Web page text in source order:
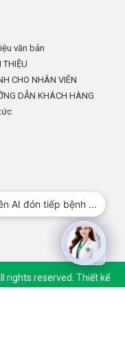
văn bản
THIỆU
CHO NHÂN VIÊN
DẪN KHÁCH HÀNG
rights reserved. Thiết kế
Tư vấn thủ tục hành chính công
Nhân viên AI đón tiếp bệnh nhân